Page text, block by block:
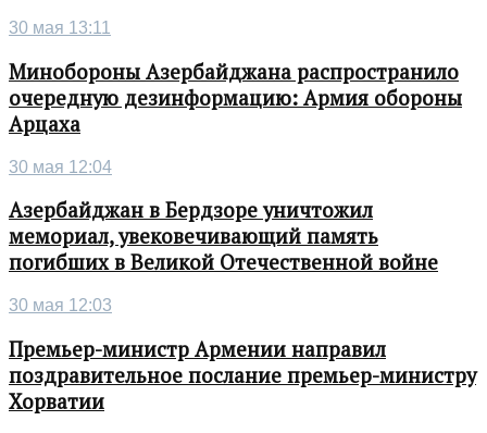
30 мая 13:11
Минобороны Азербайджана распространило
очередную дезинформацию: Армия обороны
Арцаха
30 мая 12:04
Азербайджан в Бердзоре уничтожил
мемориал, увековечивающий память
погибших в Великой Отечественной войне
30 мая 12:03
Премьер-министр Армении направил
поздравительное послание премьер-министру
Хорватии